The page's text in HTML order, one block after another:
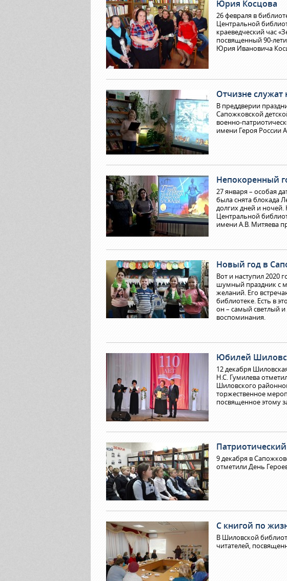
Юрия Косцова
26 февраля в
Центральной
краеведческий час
посвященный 90-
Юрия Ивановича
Отчизне
В преддверии
Сапожковской
военно-
имени Героя России
Непокоренный
27 января – особая
была снята блокада
долгих дней и ночей.
Центральной
имени А.В. Митяева
Новый год в
Вот и наступил 2020
шумный праздник с
желаний. Его
библиотеке. Есть в
он – самый светлый
воспоминания.
Юбилей
12 декабря
Н.С. Гумилева
Шиловского
торжественное
посвященное этому
9 декабря в
отметили День
С книгой по
В Шиловской
читателей,